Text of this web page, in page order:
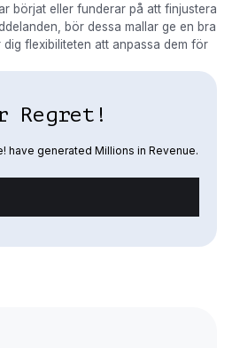
börjat eller funderar på att finjustera
bör dessa mallar ge en bra
flexibiliteten att anpassa dem för
Regret!
have generated Millions in Revenue.